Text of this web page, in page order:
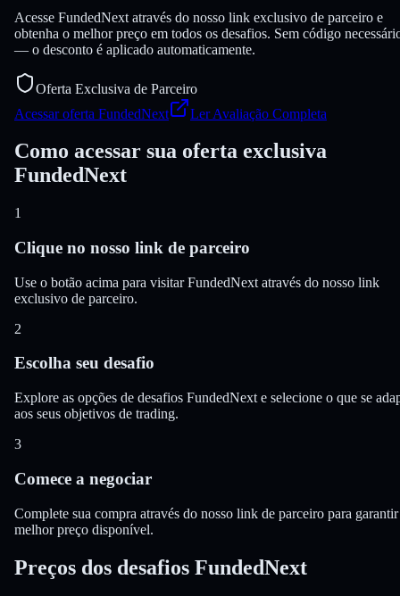
Acesse FundedNext através do nosso link exclusivo de parceiro e
obtenha o melhor preço em todos os desafios. Sem código
— o desconto é aplicado automaticamente.
Oferta Exclusiva de Parceiro
Acessar oferta FundedNext
Ler Avaliação Completa
Como acessar sua oferta exclusiva
FundedNext
1
Clique no nosso link de parceiro
Use o botão acima para visitar FundedNext através do nosso link
exclusivo de parceiro.
2
Escolha seu desafio
Explore as opções de desafios FundedNext e selecione o que se
aos seus objetivos de trading.
3
Comece a negociar
Complete sua compra através do nosso link de parceiro para
melhor preço disponível.
Preços dos desafios FundedNext